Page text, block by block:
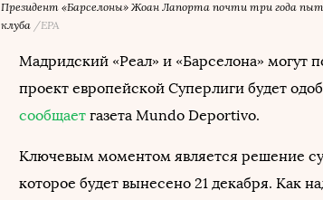
Президент «Барселоны» Жоан Лапорта почти три года
клуба /EPA
Мадридский «Реал» и «Барселона» могут
проект европейской Суперлиги будет
сообщает газета Mundo Deportivo.
Ключевым моментом является решение
которое будет вынесено 21 декабря. Как